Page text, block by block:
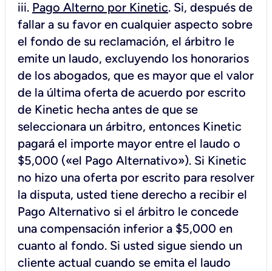
iii. Pago Alterno por Kinetic. Si, después de
fallar a su favor en cualquier aspecto sobre
el fondo de su reclamación, el árbitro le
emite un laudo, excluyendo los honorarios
de los abogados, que es mayor que el valor
de la última oferta de acuerdo por escrito
de Kinetic hecha antes de que se
seleccionara un árbitro, entonces Kinetic
pagará el importe mayor entre el laudo o
$5,000 («el Pago Alternativo»). Si Kinetic
no hizo una oferta por escrito para resolver
la disputa, usted tiene derecho a recibir el
Pago Alternativo si el árbitro le concede
una compensación inferior a $5,000 en
cuanto al fondo. Si usted sigue siendo un
cliente actual cuando se emita el laudo